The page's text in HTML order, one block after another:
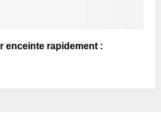
enceinte rapidement :